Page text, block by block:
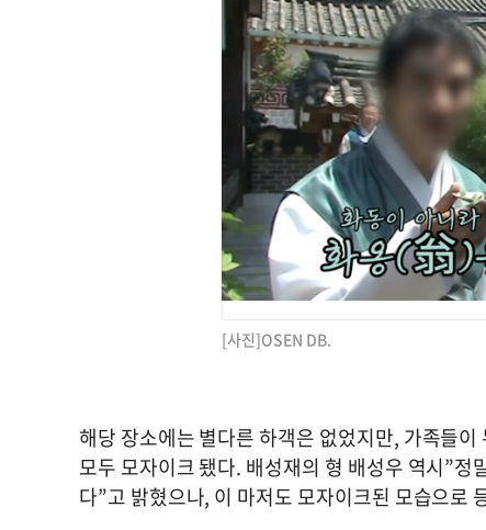
[사진]OSEN DB.
해당 장소에는 별다른 하객은 없었지만, 가족들
모두 모자이크 됐다. 배성재의 형 배성우 역시”
다”고 밝혔으나, 이 마저도 모자이크된 모습으로